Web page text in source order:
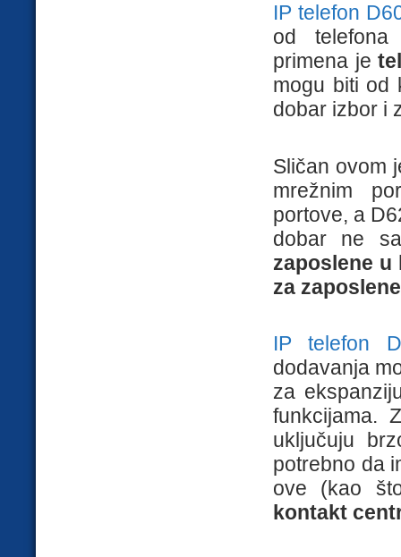
IP telefon
od telefona
primena je
mogu biti od
dobar izbor i
Sličan ovom
mrežnim
portove, a
dobar ne
zaposlene
za
IP telefon
dodavanja
za
funkcijama.
uključuju
potrebno da
ove (kao
kontakt